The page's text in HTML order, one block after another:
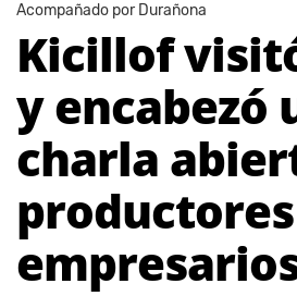
Acompañado por Durañona
Kicillof
y encabezó
charla